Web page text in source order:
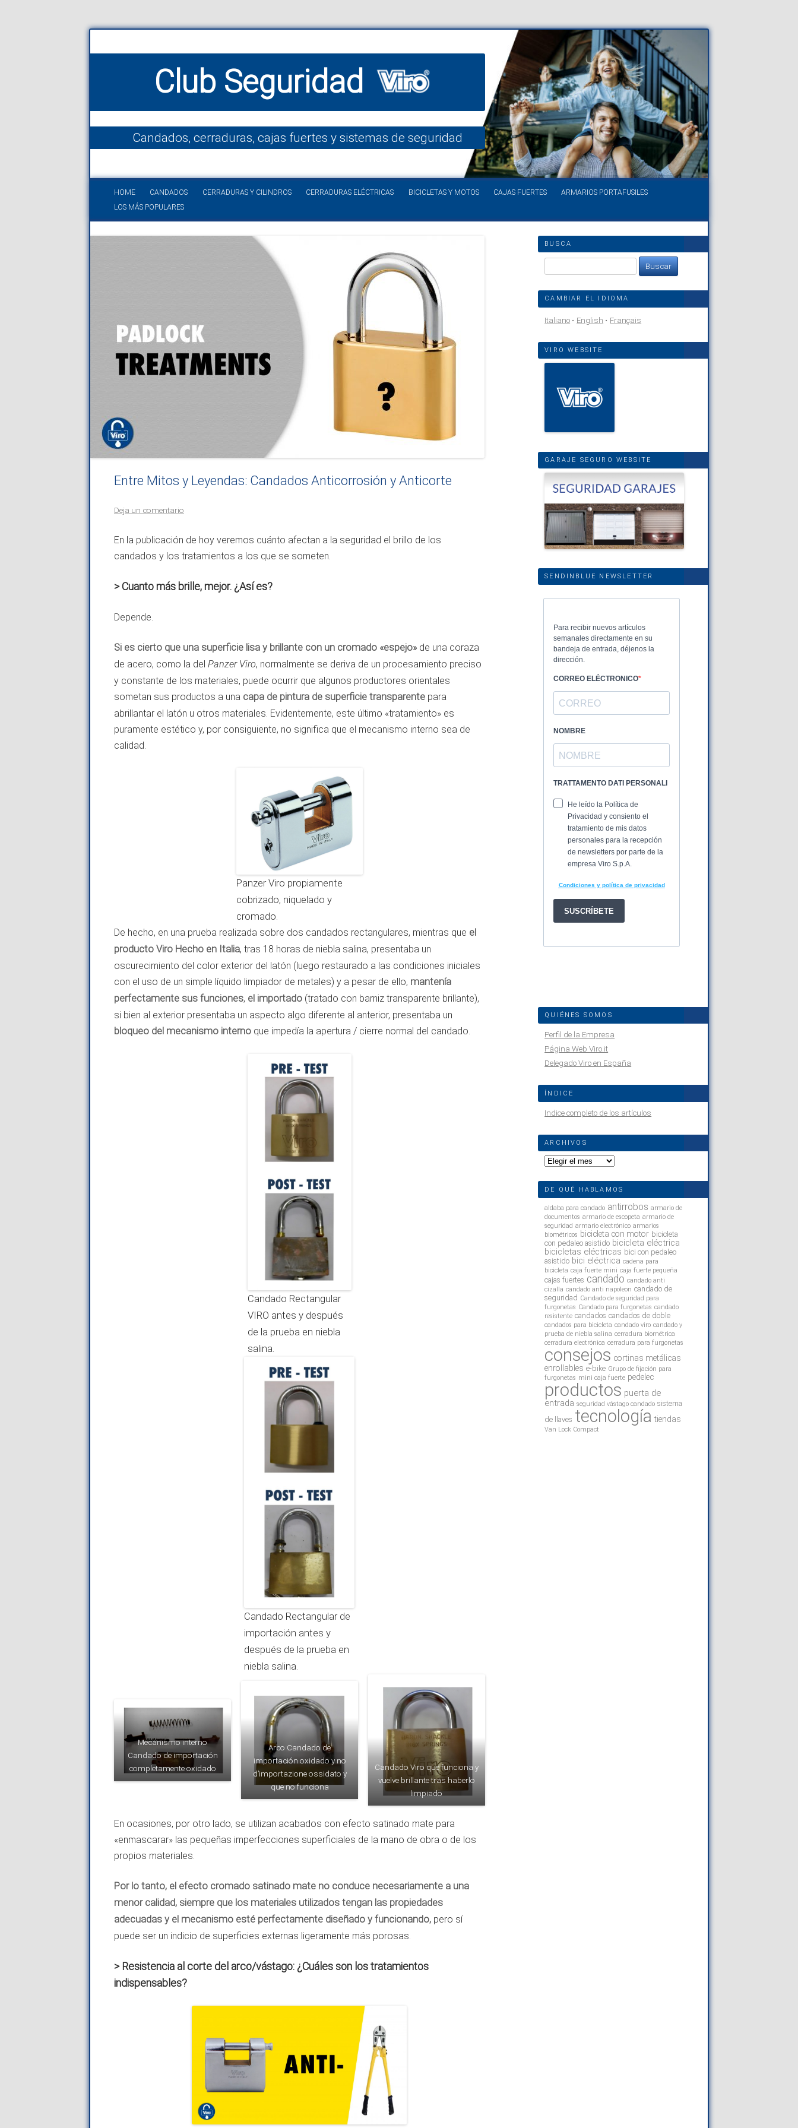
Club Seguridad
Candados, cerraduras, cajas fuertes y sistemas de seguridad
HOME CANDADOS CERRADURAS Y CILINDROS CERRADURAS ELÉCTRICAS BICICLETAS Y MOTOS CAJAS FUERTES
ARMARIOS PORTAFUSILES
LOS MÁS POPULARES
Entre Mitos y Leyendas: Candados Anticorrosión y Anticorte
Deja un comentario
En la publicación de hoy veremos cuánto afectan a la seguridad el brillo de los
candados y los tratamientos a los que se someten.
> Cuanto más brille, mejor. ¿Así es?
Depende.
Si es cierto que una superficie lisa y brillante con un cromado «espejo»de una coraza
de acero, como la del Panzer Viro, normalmente se deriva de un procesamiento preciso
y constante de los materiales, puede ocurrir que algunos productores orientales
sometan sus productos a una capa de pintura de superficie transparente para
abrillantar el latón u otros materiales. Evidentemente, este último «tratamiento» es
puramente estético y, por consiguiente, no significa que el mecanismo interno sea de
calidad.
Panzer Viro propiamente
cobrizado, niquelado y
cromado.
De hecho, en una prueba realizada sobre dos candados rectangulares, mientras que el
producto Viro Hecho en Italia, tras 18 horas de niebla salina, presentaba un
oscurecimiento del color exterior del latón (luego restaurado a las condiciones iniciales
con el uso de un simple líquido limpiador de metales) y a pesar de ello, mantenía
perfectamente sus funciones, el importado (tratado con barniz transparente brillante),
si bien al exterior presentaba un aspecto algo diferente al anterior, presentaba un
bloqueo del mecanismo interno que impedía la apertura / cierre normal del candado.
Candado Rectangular
VIRO antes y después
de la prueba en niebla
salina.
Candado Rectangular de
importación antes y
después de la prueba en
niebla salina.
Mecanismo interno
Candado de importación
completamente oxidado
Arco Candado de
importación oxidado y no
d’importazione ossidato y
que no funciona
Candado Viro que funciona y
vuelve brillante tras haberlo
limpiado
En ocasiones, por otro lado, se utilizan acabados con efecto satinado mate para
«enmascarar» las pequeñas imperfecciones superficiales de la mano de obra o de los
propios materiales.
Por lo tanto, el efecto cromado satinado mate no conduce necesariamente a una
menor calidad, siempre que los materiales utilizados tengan las propiedades
adecuadas y el mecanismo esté perfectamente diseñado y funcionando, pero sí
puede ser un indicio de superficies externas ligeramente más porosas.
> Resistencia al corte del arco/vástago: ¿Cuáles son los tratamientos
indispensables?
BUSCA
CAMBIAR EL IDIOMA
Italiano English Français
VIRO WEBSITE
GARAJE SEGURO WEBSITE
SENDINBLUE NEWSLETTER
QUIÉNES SOMOS
Perfil de la Empresa
Página Web Viro.it
Delegado Viro en España
ÍNDICE
Indice completo de los artículos
ARCHIVOS
Archivos
DE QUÉ HABLAMOS
aldaba para candado antirrobos armario de
documentos armario de escopeta armario de
seguridad armario electrónico armarios
biométricos bicicleta con motor bicicleta
con pedaleo asistido bicicleta eléctrica
bicicletas eléctricas bici con pedaleo
asistido bici eléctrica cadena para
bicicleta caja fuerte mini caja fuerte pequeña
cajas fuertes candado candado anti
cizalla candado anti napoleon candado de
seguridad Candado de seguridad para
furgonetas Candado para furgonetas candado
resistente candados candados de doble
candados para bicicleta candado viro candado y
prueba de niebla salina cerradura biométrica
cerradura electrónica cerradura para furgonetas
consejos cortinas metálicas
enrollables e-bike Grupo de fijación para
furgonetas mini caja fuerte pedelec
productos puerta de
entrada seguridad vástago candado sistema
de llaves tecnología tiendas
Van Lock Compact